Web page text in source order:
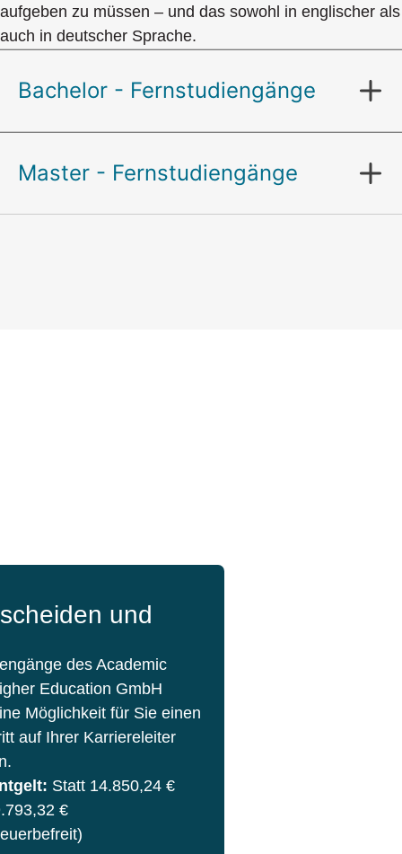
aufgeben zu müssen – und das sowohl in englischer als
auch in deutscher Sprache.
Bachelor - Fernstudiengänge
Master - Fernstudiengänge
und
des Academic
Education GmbH
Möglichkeit für Sie einen
auf Ihrer Karriereleiter
Statt 14.850,24 €
€